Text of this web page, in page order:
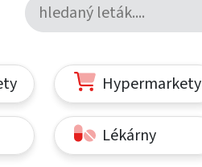
Hypermarkety
Lékárny